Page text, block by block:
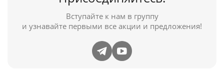
Вступайте к нам в группу
и узнавайте первыми все акции и предложения!